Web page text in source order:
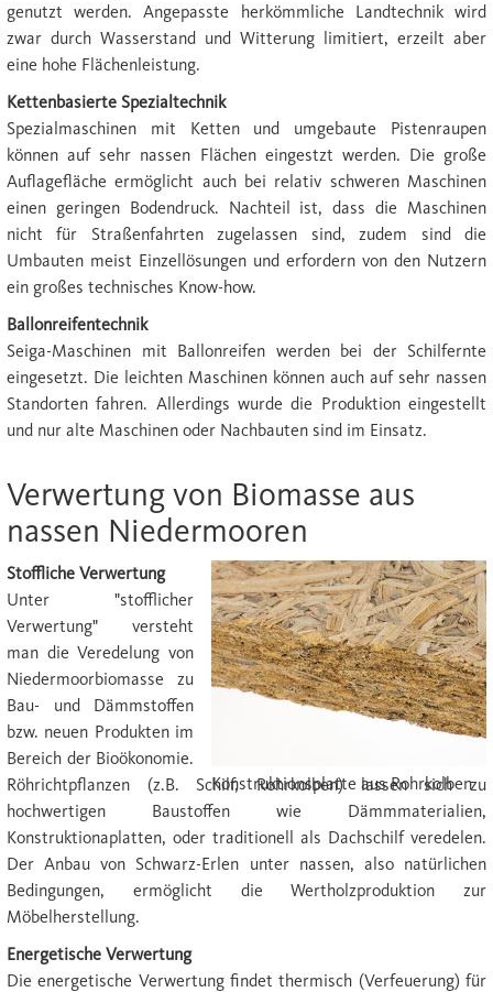
genutzt werden. Angepasste herkömmliche Landtechnik wird
zwar durch Wasserstand und Witterung limitiert, erzeilt aber
eine hohe Flächenleistung.
Kettenbasierte Spezialtechnik
Spezialmaschinen mit Ketten und umgebaute Pistenraupen
können auf sehr nassen Flächen eingestzt werden. Die große
Auflagefläche ermöglicht auch bei relativ schweren Maschinen
einen geringen Bodendruck. Nachteil ist, dass die Maschinen
nicht für Straßenfahrten zugelassen sind, zudem sind die
Umbauten meist Einzellösungen und erfordern von den Nutzern
ein großes technisches Know-how.
Ballonreifentechnik
Seiga-Maschinen mit Ballonreifen werden bei der Schilfernte
eingesetzt. Die leichten Maschinen können auch auf sehr nassen
Standorten fahren. Allerdings wurde die Produktion eingestellt
und nur alte Maschinen oder Nachbauten sind im Einsatz.
Verwertung von Biomasse aus
nassen Niedermooren
Konstruktionsplatte aus Rohrkolben
Stoffliche Verwertung
Unter "stofflicher
Verwertung" versteht
man die Veredelung von
Niedermoorbiomasse zu
Bau- und Dämmstoffen
bzw. neuen Produkten im
Bereich der Bioökonomie.
Röhrichtpflanzen (z.B. Schilf, Rohrkolben) lassen sich zu
hochwertigen Baustoffen wie Dämmmaterialien,
Konstruktionaplatten, oder traditionell als Dachschilf veredelen.
Der Anbau von Schwarz-Erlen unter nassen, also natürlichen
Bedingungen, ermöglicht die Wertholzproduktion zur
Möbelherstellung.
Energetische Verwertung
Die energetische Verwertung findet thermisch (Verfeuerung) für